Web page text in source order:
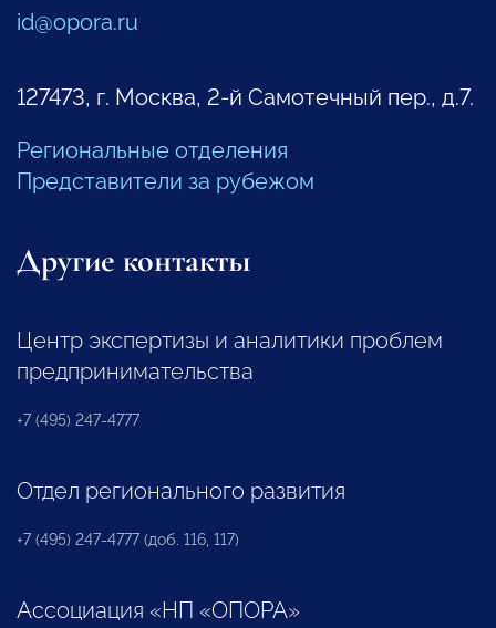
id@opora.ru
127473, г. Москва, 2-й Самотечный пер., д.7.
Региональные отделения
Представители за рубежом
Другие контакты
Центр экспертизы и аналитики проблем
предпринимательства
+7 (495) 247-4777
Отдел регионального развития
+7 (495) 247-4777 (доб. 116, 117)
Ассоциация «НП «ОПОРА»